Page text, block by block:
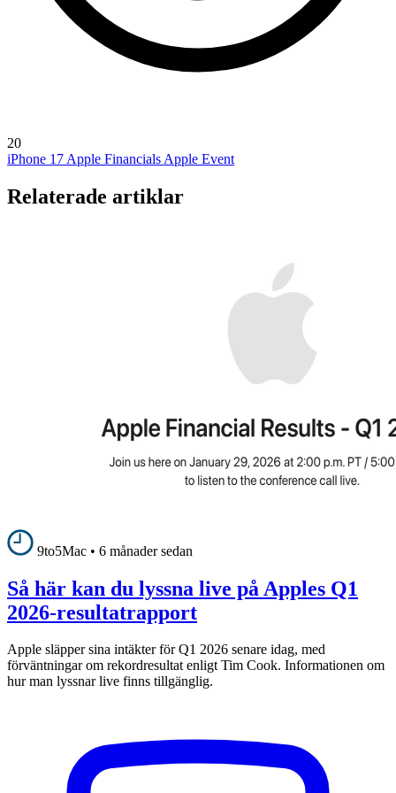
20
iPhone 17 Apple Financials Apple Event
Relaterade artiklar
9to5Mac • 6 månader sedan
Så här kan du lyssna live på Apples Q1
2026-resultatrapport
Apple släpper sina intäkter för Q1 2026 senare idag, med
förväntningar om rekordresultat enligt Tim Cook. Informationen om
hur man lyssnar live finns tillgänglig.